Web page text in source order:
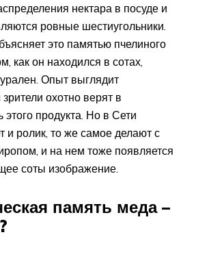
нектара в посуде и
ровные шестиугольники.
это памятью пчелиного
как он находился в сотах,
Опыт выглядит
охотно верят в
этого продукта. Но в Сети
и ролик, то же самое делают с
и на нем тоже появляется
соты изображение.
память меда –